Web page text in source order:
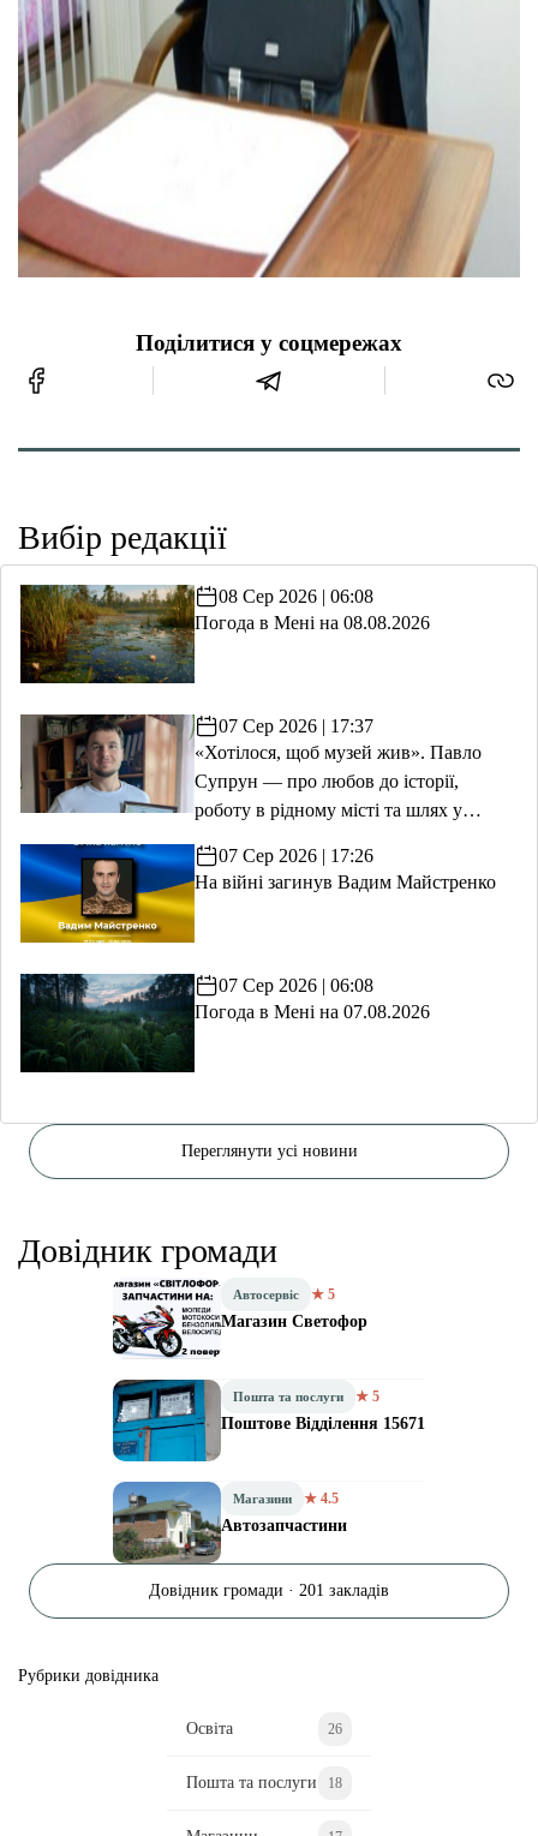
Поділитися у соцмережах
Вибір редакції
08 Сер 2026 | 06:08
Погода в Мені на 08.08.2026
07 Сер 2026 | 17:37
«Хотілося, щоб музей жив». Павло
Супрун — про любов до історії,
роботу в рідному місті та шлях у
07 Сер 2026 | 17:26
На війні загинув Вадим Майстренко
07 Сер 2026 | 06:08
Погода в Мені на 07.08.2026
Переглянути усі новини
Довідник громади
Автосервіс ★ 5
Магазин Светофор
Пошта та послуги ★ 5
Поштове Відділення 15671
Магазини ★ 4.5
Автозапчастини
Довідник громади · 201 закладів
Рубрики довідника
Освіта 26
Пошта та послуги 18